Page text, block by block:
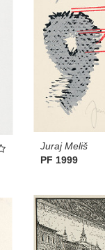
Juraj Meliš
PF 1999